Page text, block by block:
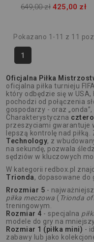
649,00 zł 425,00 zł
Pokazano 1-11 z 11
1
Oficjalna Piłka
oficjalna piłka turnieju
który odbędzie się w
pochodzi od połączenia
gospodarzy - oraz
Charakterystyczna
przeszyciami gwarantuje
lepszą kontrolę nad
Technology, z
na sekundę, pozwala
sędziów w kluczowych
W kategorii redbox.pl
Trionda, dopasowane do
Rrozmiar 5 -
piłka meczowa ( Trionda
treningowym.
Rozmiar 4 - specjalna
modele do gry na
Rozmiar 1 (piłka mini) -
zabawy lub jako